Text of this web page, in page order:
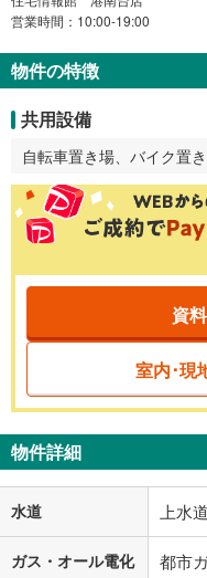
営業時間：10:00-19:00
物件の特徴
共用設備
自転車置き場、バイク置
資
室内･現
物件詳細
水道 上水
ガス・オール電化 都市